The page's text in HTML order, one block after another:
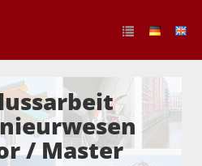
/ Master